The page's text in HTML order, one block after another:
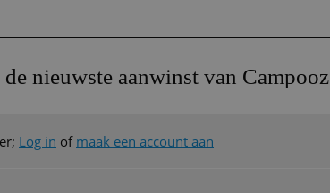
nieuwste aanwinst van Campooz
Log in of maak een account aan